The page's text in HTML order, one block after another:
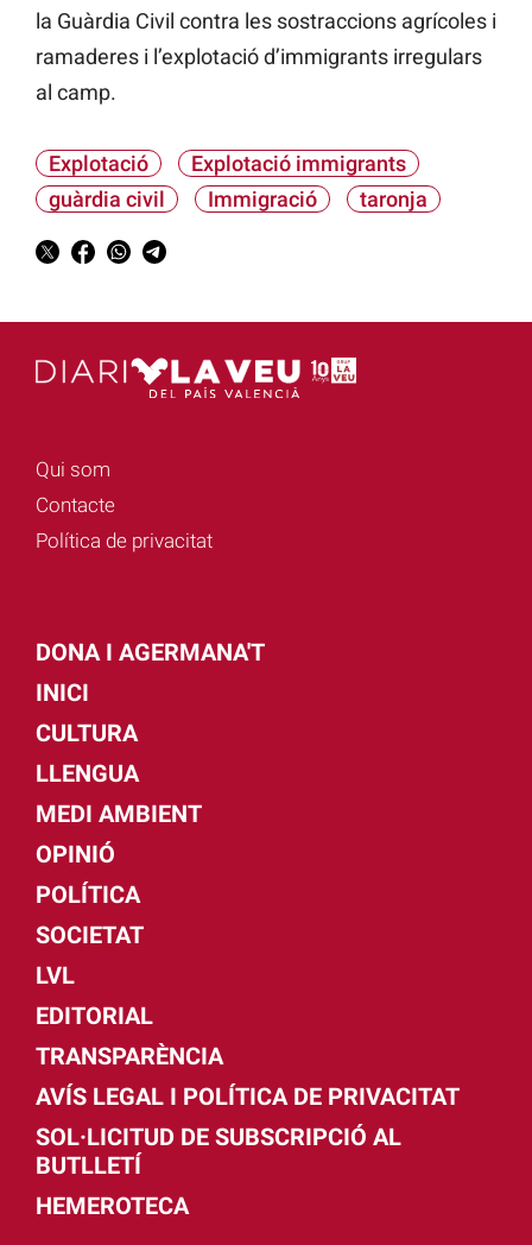
la Guàrdia Civil contra les sostraccions agrícoles i
ramaderes i l’explotació d’immigrants irregulars
al camp.
Explotació
Explotació immigrants
guàrdia civil
Immigració taronja
Qui som
Contacte
Política de privacitat
DONA I AGERMANA'T
INICI
CULTURA
LLENGUA
MEDI AMBIENT
OPINIÓ
POLÍTICA
SOCIETAT
LVL
EDITORIAL
TRANSPARÈNCIA
AVÍS LEGAL I POLÍTICA DE PRIVACITAT
SOL·LICITUD DE SUBSCRIPCIÓ AL
BUTLLETÍ
HEMEROTECA